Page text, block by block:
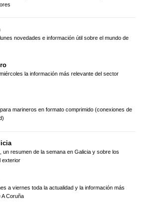
novedades e información útil sobre el mundo de
la información más relevante del sector
marineros en formato comprimido (conexiones de
un resumen de la semana en Galicia y sobre los
exterior
a viernes toda la actualidad y la información más
Coruña